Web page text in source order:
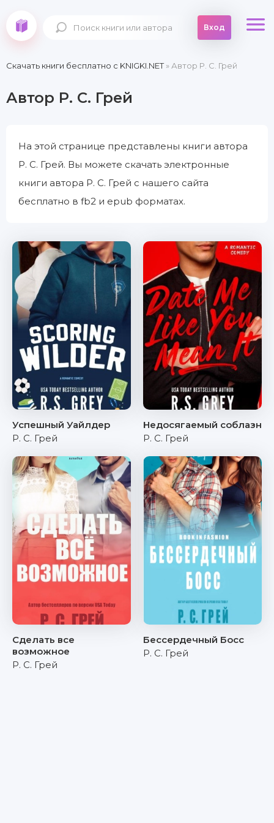
Вход
Скачать книги бесплатно c KNIGKI.NET» Автор Р. С. Грей
Автор Р. С. Грей
На этой странице представлены книги автора
Р. С. Грей. Вы можете скачать электронные
книги автора Р. С. Грей с нашего сайта
бесплатно в fb2 и epub форматах.
Успешный Уайлдер
Р. С. Грей
Недосягаемый соблазн
Р. С. Грей
Сделать все
возможное
Р. С. Грей
Бессердечный Босс
Р. С. Грей